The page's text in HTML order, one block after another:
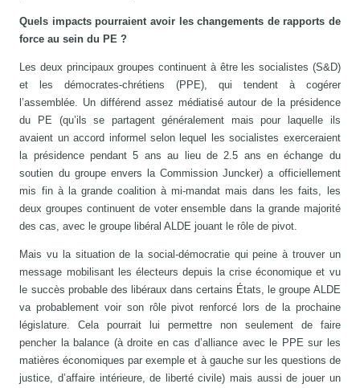
Quels impacts pourraient avoir les changements de rapports de
force au sein du PE ?
Les deux principaux groupes continuent à être les socialistes (S&D)
et les démocrates-chrétiens (PPE), qui tendent à cogérer
l’assemblée. Un différend assez médiatisé autour de la présidence
du PE (qu’ils se partagent généralement mais pour laquelle ils
avaient un accord informel selon lequel les socialistes exerceraient
la présidence pendant 5 ans au lieu de 2.5 ans en échange du
soutien du groupe envers la Commission Juncker) a officiellement
mis fin à la grande coalition à mi-mandat mais dans les faits, les
deux groupes continuent de voter ensemble dans la grande majorité
des cas, avec le groupe libéral ALDE jouant le rôle de pivot.
Mais vu la situation de la social-démocratie qui peine à trouver un
message mobilisant les électeurs depuis la crise économique et vu
le succès probable des libéraux dans certains États, le groupe ALDE
va probablement voir son rôle pivot renforcé lors de la prochaine
législature. Cela pourrait lui permettre non seulement de faire
pencher la balance (à droite en cas d’alliance avec le PPE sur les
matières économiques par exemple et à gauche sur les questions de
justice, d’affaire intérieure, de liberté civile) mais aussi de jouer un